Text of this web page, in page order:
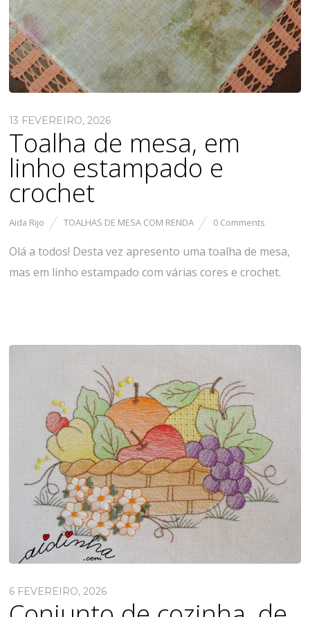
13 FEVEREIRO, 2026
Toalha de mesa, em
linho estampado e
crochet
Aida Rijo TOALHAS DE MESA COM RENDA 0 Comments
Olá a todos! Desta vez apresento uma toalha de mesa,
mas em linho estampado com várias cores e crochet.
6 FEVEREIRO, 2026